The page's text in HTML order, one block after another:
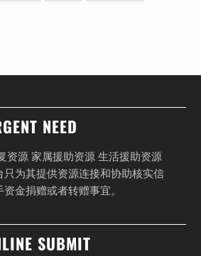
NEED
资源 家属援助资源 生活援助资源
为其提供资源连接和协助核实信
金捐赠或者转赠事宜。
SUBMIT